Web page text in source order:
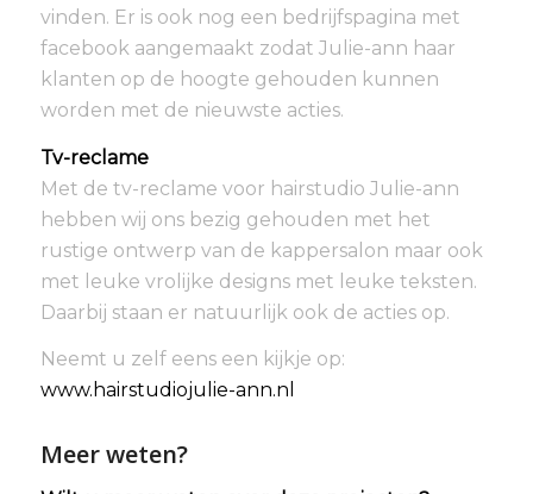
vinden. Er is ook nog een bedrijfspagina met
facebook aangemaakt zodat Julie-ann haar
klanten op de hoogte gehouden kunnen
worden met de nieuwste acties.
Tv-reclame
Met de tv-reclame voor hairstudio Julie-ann
hebben wij ons bezig gehouden met het
rustige ontwerp van de kappersalon maar ook
met leuke vrolijke designs met leuke teksten.
Daarbij staan er natuurlijk ook de acties op.
Neemt u zelf eens een kijkje op:
www.hairstudiojulie-ann.nl
Meer weten?